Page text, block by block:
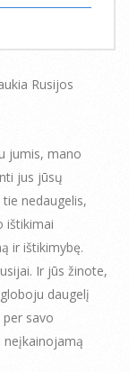
Rusijos
jumis, mano
jus jūsų
nedaugelis,
ištikimai
ir ištikimybę.
Ir jūs žinote,
daugelį
savo
neįkainojamą